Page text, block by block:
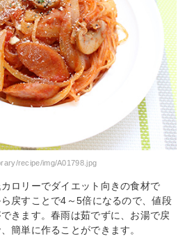
recipe/img/A01798.jpg
ロリーでダイエット向きの食材で
戻すことで4～5倍になるので、値段
きます。春雨は茹でずに、お湯で戻
簡単に作ることができます。